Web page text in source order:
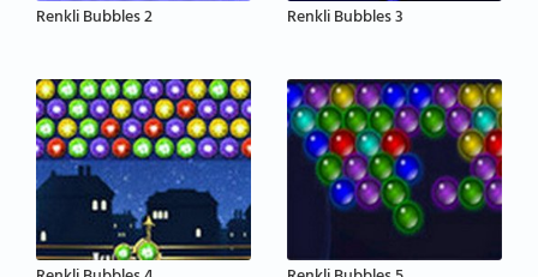
Renkli Bubbles 2 Renkli Bubbles 3